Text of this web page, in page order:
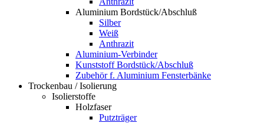
Aluminium Bordstück/Abschluß
Silber
Weiß
Anthrazit
Aluminium-Verbinder
Kunststoff Bordstück/Abschluß
Zubehör f. Aluminium Fensterbänke
Trockenbau / Isolierung
Isolierstoffe
Holzfaser
Putzträger